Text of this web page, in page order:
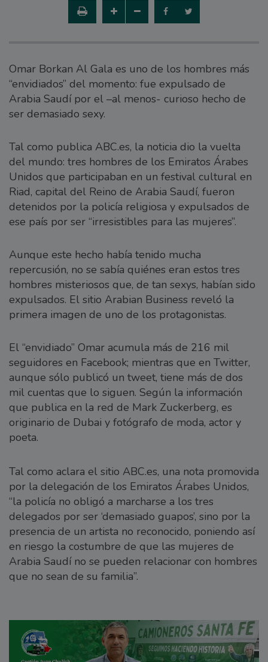
Omar Borkan Al Gala es uno de los hombres más
“envidiados” del momento: fue expulsado de
Arabia Saudí por el –al menos- curioso hecho de
ser demasiado sexy.
Tal como publica ABC.es, la noticia dio la vuelta
del mundo: tres hombres de los Emiratos Árabes
Unidos que participaban en un festival cultural en
Riad, capital del Reino de Arabia Saudí, fueron
detenidos por la policía religiosa y expulsados de
ese país por ser “irresistibles para las mujeres”.
Aunque este hecho había tenido mucha
repercusión, no se sabía quiénes eran estos tres
hombres misteriosos que, de tan sexys, habían sido
expulsados. El sitio Arabian Business reveló la
primera imagen de uno de los protagonistas.
El “envidiado” Omar acumula más de 216 mil
seguidores en Facebook; mientras que en Twitter,
aunque sólo publicó un tweet, tiene más de dos
mil cuentas que lo siguen. Según la información
que publica en la red de Mark Zuckerberg, es
originario de Dubai y fotógrafo de moda, actor y
poeta.
Tal como aclara el sitio ABC.es, una nota promovida
por la delegación de los Emiratos Árabes Unidos,
“la policía no obligó a marcharse a los tres
delegados por ser ‘demasiado guapos’, sino por la
presencia de un artista no reconocido, poniendo así
en riesgo la costumbre de que las mujeres de
Arabia Saudí no se pueden relacionar con hombres
que no sean de su familia”.